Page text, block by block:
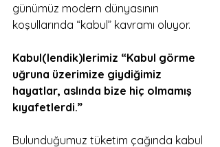
günümüz modern dünyasının
koşullarında “kabul” kavramı oluyor.
Kabul(lendik)lerimiz “Kabul görme
uğruna üzerimize giydiğimiz
hayatlar, aslında bize hiç olmamış
kıyafetlerdi.”
Bulunduğumuz tüketim çağında kabul